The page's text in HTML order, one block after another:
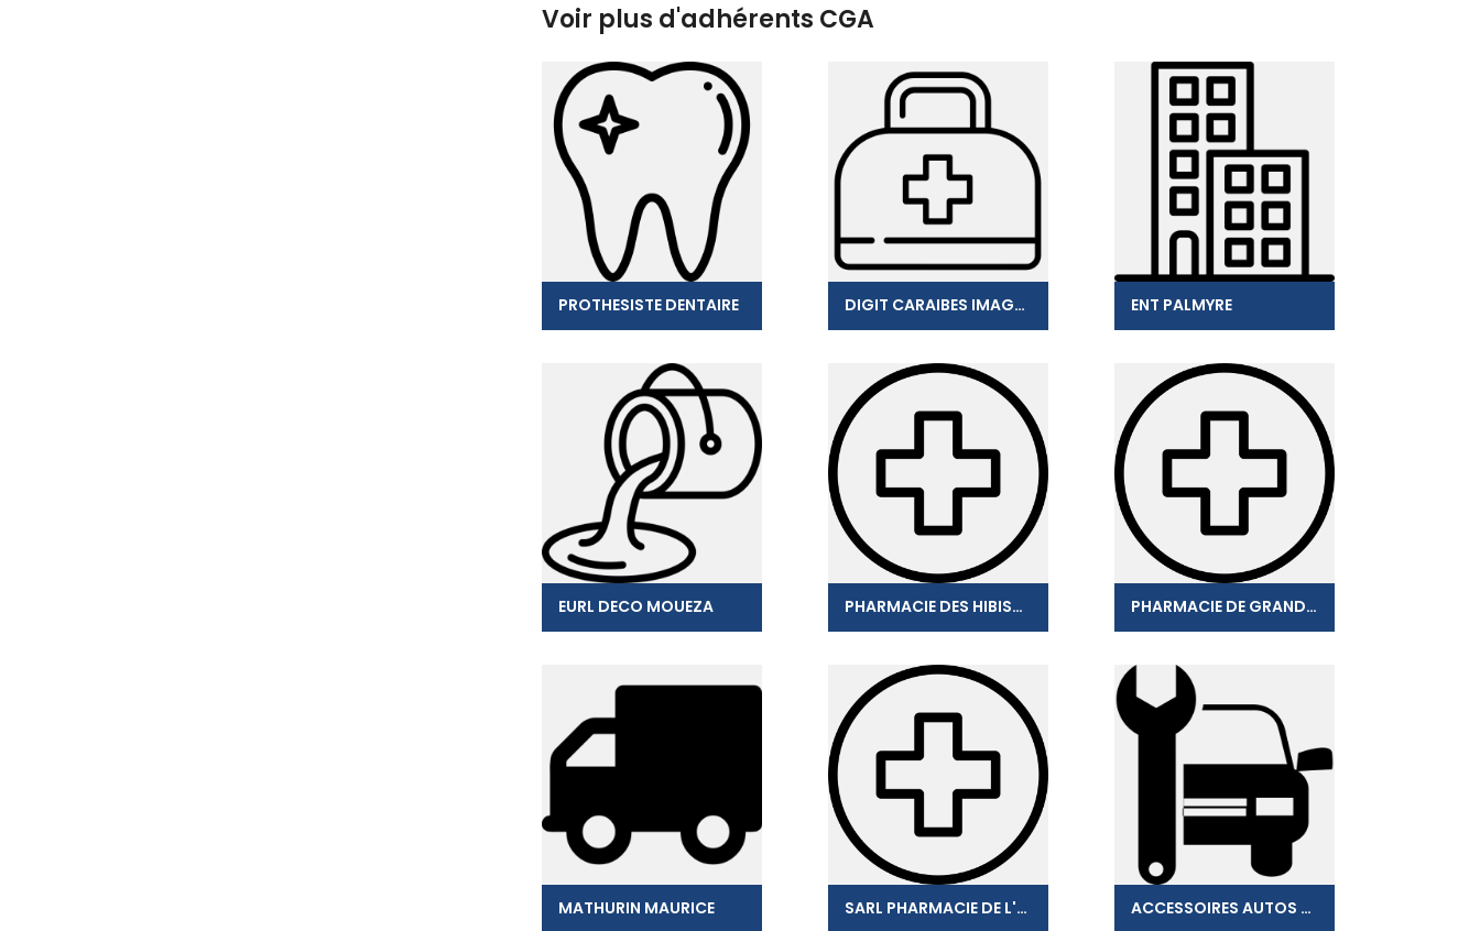
Voir plus d'adhérents CGA
PROTHESISTE DENTAIRE DIGIT CARAIBES IMAGERIE ENT PALMYRE
EURL DECO MOUEZA PHARMACIE DES HIBISCUS PHARMACIE DE GRAND CAMP
MATHURIN MAURICE SARL PHARMACIE DE L'ASSAINISSEMENT ACCESSOIRES AUTOS ARNOUX